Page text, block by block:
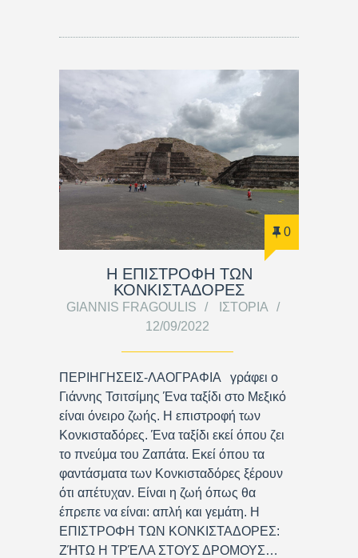
0
Η ΕΠΙΣΤΡΟΦΗ ΤΩΝ
ΚΟΝΚΙΣΤΑΔΟΡΕΣ
GIANNIS FRAGOULIS
ΙΣΤΟΡΊΑ
12/09/2022
ΠΕΡΙΗΓΗΣΕΙΣ-ΛΑΟΓΡΑΦΙΑ γράφει ο
Γιάννης Τσιτσίμης Ένα ταξίδι στο Μεξικό
είναι όνειρο ζωής. Η επιστροφή των
Κονκισταδόρες. Ένα ταξίδι εκεί όπου ζει
το πνεύμα του Ζαπάτα. Εκεί όπου τα
φαντάσματα των Κονκισταδόρες ξέρουν
ότι απέτυχαν. Είναι η ζωή όπως θα
έπρεπε να είναι: απλή και γεμάτη. Η
ΕΠΙΣΤΡΟΦΗ ΤΩΝ ΚΟΝΚΙΣΤΑΔΟΡΕΣ:
ΖΉΤΩ Η ΤΡΈΛΑ ΣΤΟΥΣ ΔΡΟΜΟΥΣ…